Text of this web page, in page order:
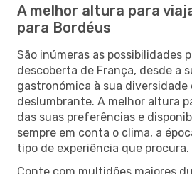
A melhor altura para
para Bordéus
São inúmeras as possibilidades
descoberta de França, desde a
gastronómica à sua
deslumbrante. A melhor altura
das suas preferências e
sempre em conta o clima, a
tipo de experiência que procura.